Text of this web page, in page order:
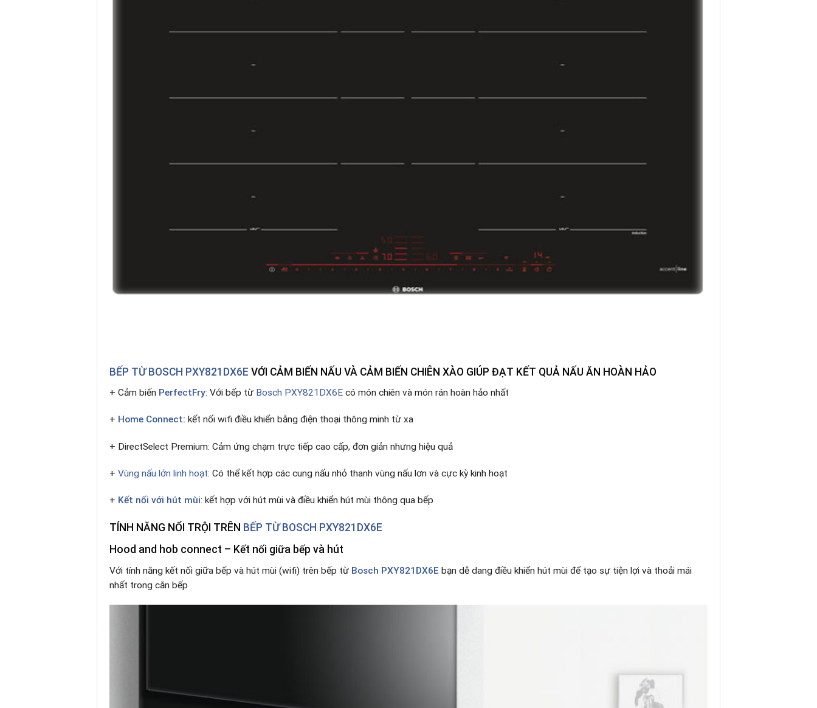
BẾP TỪ BOSCH PXY821DX6E VỚI CẢM BIẾN NẤU VÀ CẢM BIẾN CHIÊN XÀO GIÚP ĐẠT KẾT QUẢ NẤU ĂN HOÀN HẢO
+ Cảm biến PerfectFry: Với bếp từ Bosch PXY821DX6E có món chiên và món rán hoàn hảo nhất
+ Home Connect: kết nối wifi điều khiển bằng điện thoại thông minh từ xa
+ DirectSelect Premium: Cảm ứng chạm trực tiếp cao cấp, đơn giản nhưng hiệu quả
+ Vùng nấu lớn linh hoạt: Có thể kết hợp các cung nấu nhỏ thanh vùng nấu lơn và cực kỳ kinh hoạt
+ Kết nối với hút mùi: kết hợp với hút mùi và điều khiển hút mùi thông qua bếp
TÍNH NĂNG NỔI TRỘI TRÊN BẾP TỪ BOSCH PXY821DX6E
Hood and hob connect – Kết nối giữa bếp và hút
Với tính năng kết nối giữa bếp và hút mùi (wifi) trên bếp từ Bosch PXY821DX6E bạn dễ dang điều khiển hút mùi để tạo sự tiện lợi và thoải mái
nhất trong căn bếp